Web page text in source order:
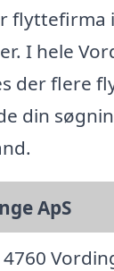
flyttefirma
I hele
der flere
din
ApS